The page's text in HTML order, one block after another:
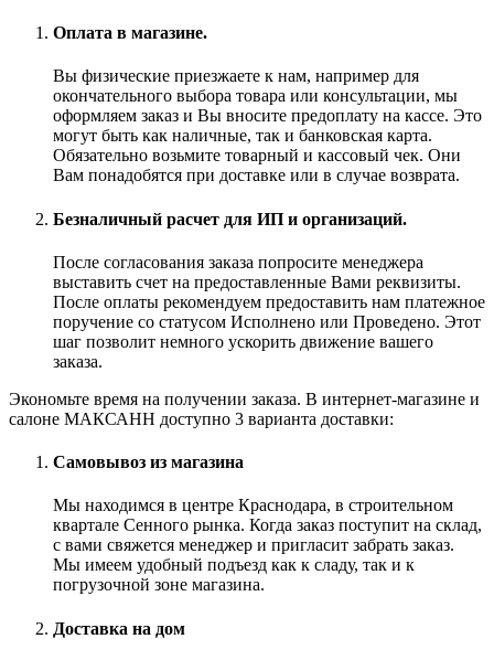
Оплата в магазине.
Вы физические приезжаете к нам, например для
окончательного выбора товара или консультации, мы
оформляем заказ и Вы вносите предоплату на кассе. Это
могут быть как наличные, так и банковская карта.
Обязательно возьмите товарный и кассовый чек. Они
Вам понадобятся при доставке или в случае возврата.
Безналичный расчет для ИП и организаций.
После согласования заказа попросите менеджера
выставить счет на предоставленные Вами реквизиты.
После оплаты рекомендуем предоставить нам платежное
поручение со статусом Исполнено или Проведено. Этот
шаг позволит немного ускорить движение вашего
заказа.
Экономьте время на получении заказа. В интернет-магазине и
салоне МАКСАНН доступно 3 варианта доставки:
Самовывоз из магазина
Мы находимся в центре Краснодара, в строительном
квартале Сенного рынка. Когда заказ поступит на склад,
с вами свяжется менеджер и пригласит забрать заказ.
Мы имеем удобный подъезд как к сладу, так и к
погрузочной зоне магазина.
Доставка на дом